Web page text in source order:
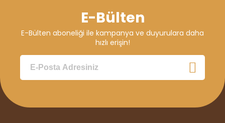
E-Bülten
E-Bülten aboneliği ile kampanya ve duyurulara daha
hızlı erişin!